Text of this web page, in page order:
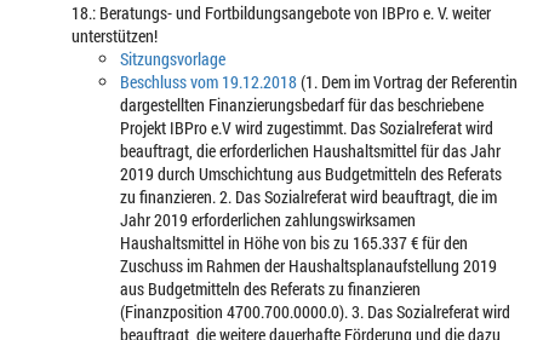
18.: Beratungs- und Fortbildungsangebote von IBPro e. V. weiter
unterstützen!
Sitzungsvorlage
Beschluss vom 19.12.2018(1. Dem im Vortrag der Referentin
dargestellten Finanzierungsbedarf für das beschriebene
Projekt IBPro e.V wird zugestimmt. Das Sozialreferat wird
beauftragt, die erforderlichen Haushaltsmittel für das Jahr
2019 durch Umschichtung aus Budgetmitteln des Referats
zu finanzieren. 2. Das Sozialreferat wird beauftragt, die im
Jahr 2019 erforderlichen zahlungswirksamen
Haushaltsmittel in Höhe von bis zu 165.337 € für den
Zuschuss im Rahmen der Haushaltsplanaufstellung 2019
aus Budgetmitteln des Referats zu finanzieren
(Finanzposition 4700.700.0000.0). 3. Das Sozialreferat wird
beauftragt, die weitere dauerhafte Förderung und die dazu